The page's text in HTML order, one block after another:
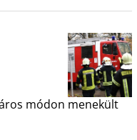
módon menekült